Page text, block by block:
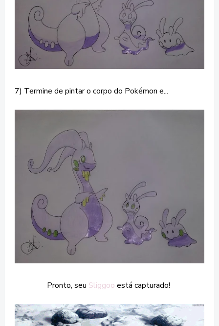
7) Termine de pintar o corpo do Pokémon e...
Pronto, seu Sliggoo está capturado!